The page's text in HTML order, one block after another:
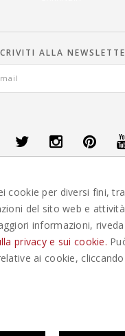
ALLA
-OFFERTE VIAGGI ISLANDA -
MAURITIUS OFFERTE
- OFFERTE VIAGGI
-OFFERTE VIAGGI
© 2026 COPYRIGHT
cookie per diversi fini,
del sito web e
informazioni,
privacy e sui cookie.
ai cookie,
cookie per